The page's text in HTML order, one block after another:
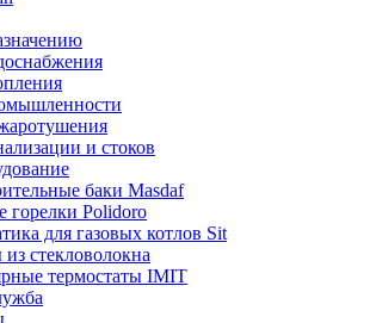
и стоков
баки Masdaf
горелки Polidoro
для газовых котлов Sit
стекловолокна
термостаты IMIT